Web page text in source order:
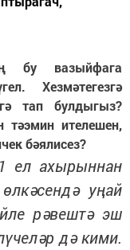
бу вазыйфага
Хезмәтегезгә
тап булдыгыз?
тәэмин ителешен,
бәялисез?
ел ахырыннан
уңай
рәвештә эш
дә кими.